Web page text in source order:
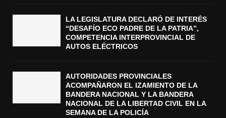
LA LEGISLATURA DECLARÓ DE INTERÉS
“DESAFÍO ECO PADRE DE LA PATRIA”,
COMPETENCIA INTERPROVINCIAL DE
AUTOS ELÉCTRICOS
AUTORIDADES PROVINCIALES
ACOMPAÑARON EL IZAMIENTO DE LA
BANDERA NACIONAL Y LA BANDERA
NACIONAL DE LA LIBERTAD CIVIL EN LA
SEMANA DE LA POLICÍA